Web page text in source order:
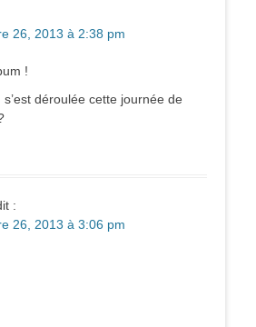
26, 2013 à 2:38 pm
!
déroulée cette journée de
:
26, 2013 à 3:06 pm